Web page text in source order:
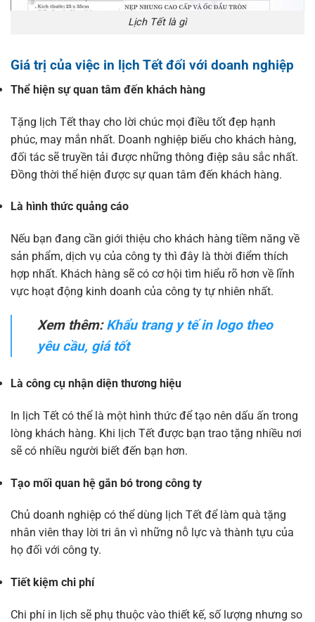
Lịch Tết là gì
Giá trị của việc in lịch Tết đối với doanh nghiệp
Thể hiện sự quan tâm đến khách hàng
Tặng lịch Tết thay cho lời chúc mọi điều tốt đẹp hạnh
phúc, may mắn nhất. Doanh nghiệp biếu cho khách hàng,
đối tác sẽ truyền tải được những thông điệp sâu sắc nhất.
Đồng thời thể hiện được sự quan tâm đến khách hàng.
Là hình thức quảng cáo
Nếu bạn đang cần giới thiệu cho khách hàng tiềm năng về
sản phẩm, dịch vụ của công ty thì đây là thời điểm thích
hợp nhất. Khách hàng sẽ có cơ hội tìm hiểu rõ hơn về lĩnh
vực hoạt động kinh doanh của công ty tự nhiên nhất.
Xem thêm:Khẩu trang y tế in logo theo
yêu cầu, giá tốt
Là công cụ nhận diện thương hiệu
In lịch Tết có thể là một hình thức để tạo nên dấu ấn trong
lòng khách hàng. Khi lịch Tết được bạn trao tặng nhiều nơi
sẽ có nhiều người biết đến bạn hơn.
Tạo mối quan hệ gắn bó trong công ty
Chủ doanh nghiệp có thể dùng lịch Tết để làm quà tặng
nhân viên thay lời tri ân vì những nỗ lực và thành tựu của
họ đối với công ty.
Tiết kiệm chi phí
Chi phí in lịch sẽ phụ thuộc vào thiết kế, số lượng nhưng so